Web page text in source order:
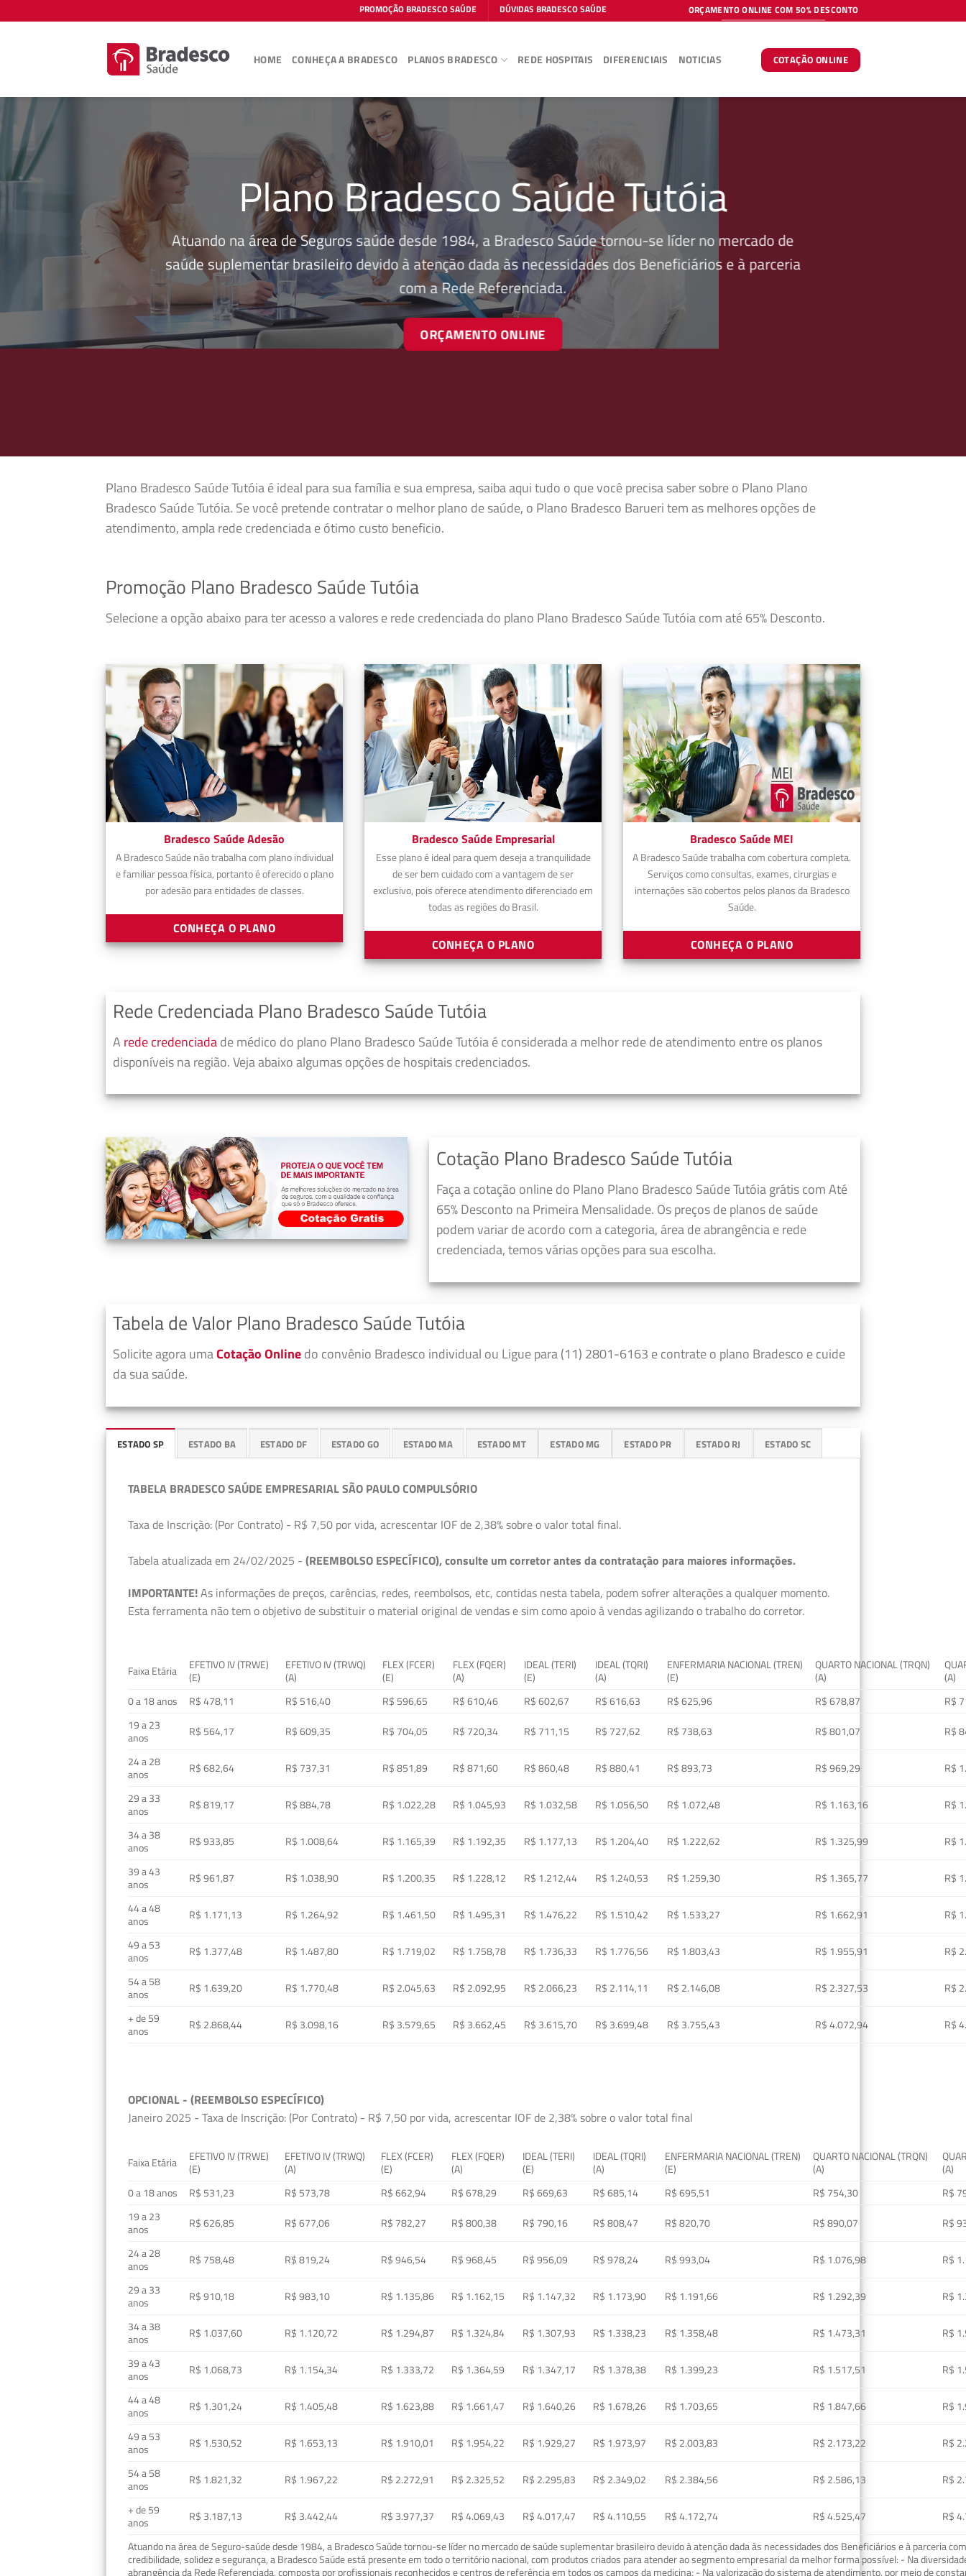
to
PROMOÇÃO BRADESCO SAÚDE DÚVIDAS BRADESCO SAÚDE ORÇAMENTO ONLINE COM 50% DESCONTO
HOME CONHEÇA A BRADESCO PLANOS BRADESCO REDE HOSPITAIS DIFERENCIAIS NOTICIAS COTAÇÃO ONLINE
Plano Bradesco Saúde Tutóia
Atuando na área de Seguros saúde desde 1984, a Bradesco Saúde tornou-se líder no mercado de
saúde suplementar brasileiro devido à atenção dada às necessidades dos Beneficiários e à parceria
com a Rede Referenciada.
ORÇAMENTO ONLINE
Plano Bradesco Saúde Tutóia é ideal para sua família e sua empresa, saiba aqui tudo o que você precisa saber sobre o Plano Plano
Bradesco Saúde Tutóia. Se você pretende contratar o melhor plano de saúde, o Plano Bradesco Barueri tem as melhores opções de
atendimento, ampla rede credenciada e ótimo custo beneficio.
Promoção Plano Bradesco Saúde Tutóia
Selecione a opção abaixo para ter acesso a valores e rede credenciada do plano Plano Bradesco Saúde Tutóia com até 65% Desconto.
Bradesco Saúde Adesão
A Bradesco Saúde não trabalha com plano individual
e familiar pessoa física, portanto é oferecido o plano
por adesão para entidades de classes.
CONHEÇA O PLANO
Bradesco Saúde Empresarial
Esse plano é ideal para quem deseja a tranquilidade
de ser bem cuidado com a vantagem de ser
exclusivo, pois oferece atendimento diferenciado em
todas as regiões do Brasil.
CONHEÇA O PLANO
Bradesco Saúde MEI
A Bradesco Saúde trabalha com cobertura completa.
Serviços como consultas, exames, cirurgias e
internações são cobertos pelos planos da Bradesco
Saúde.
CONHEÇA O PLANO
Rede Credenciada Plano Bradesco Saúde Tutóia
A rede credenciadade médico do plano Plano Bradesco Saúde Tutóia é considerada a melhor rede de atendimento entre os planos
disponíveis na região. Veja abaixo algumas opções de hospitais credenciados.
Cotação Plano Bradesco Saúde Tutóia
Faça a cotação online do Plano Plano Bradesco Saúde Tutóia grátis com Até
65% Desconto na Primeira Mensalidade. Os preços de planos de saúde
podem variar de acordo com a categoria, área de abrangência e rede
credenciada, temos várias opções para sua escolha.
Tabela de Valor Plano Bradesco Saúde Tutóia
Solicite agora umaCotação Onlinedo convênio Bradesco individual ou Ligue para (11) 2801-6163 e contrate o plano Bradesco e cuide
da sua saúde.
ESTADO SP ESTADO BA ESTADO DF ESTADO GO ESTADO MA ESTADO MT ESTADO MG ESTADO PR ESTADO RJ ESTADO SC
TABELA BRADESCO SAÚDE EMPRESARIAL SÃO PAULO COMPULSÓRIO
Taxa de Inscrição: (Por Contrato) - R$ 7,50 por vida, acrescentar IOF de 2,38% sobre o valor total final.
Tabela atualizada em 24/02/2025 - (REEMBOLSO ESPECÍFICO), consulte um corretor antes da contratação para maiores informações.
IMPORTANTE!As informações de preços, carências, redes, reembolsos, etc, contidas nesta tabela, podem sofrer alterações a qualquer momento.
Esta ferramenta não tem o objetivo de substituir o material original de vendas e sim como apoio à vendas agilizando o trabalho do corretor.
Faixa Etária
EFETIVO IV (TRWE)
(E)
EFETIVO IV (TRWQ)
(A)
FLEX (FCER)
(E)
FLEX (FQER)
(A)
IDEAL (TERI)
(E)
IDEAL (TQRI)
(A)
ENFERMARIA NACIONAL (TREN)
(E)
QUARTO NACIONAL (TRQN)
(A)
(A)
0 a 18 anos
R$ 478,11 R$ 516,40 R$ 596,65 R$ 610,46 R$ 602,67 R$ 616,63 R$ 625,96 R$ 678,87
R$
19 a 23
anos
R$ 564,17 R$ 609,35 R$ 704,05 R$ 720,34 R$ 711,15 R$ 727,62 R$ 738,63 R$ 801,07
R$
24 a 28
anos
R$ 682,64 R$ 737,31 R$ 851,89 R$ 871,60 R$ 860,48 R$ 880,41 R$ 893,73 R$ 969,29
R$
29 a 33
anos
R$ 819,17 R$ 884,78 R$ 1.022,28 R$ 1.045,93 R$ 1.032,58 R$ 1.056,50 R$ 1.072,48 R$ 1.163,16
R$
34 a 38
anos
R$ 933,85 R$ 1.008,64 R$ 1.165,39 R$ 1.192,35 R$ 1.177,13 R$ 1.204,40 R$ 1.222,62 R$ 1.325,99
R$
39 a 43
anos
R$ 961,87 R$ 1.038,90 R$ 1.200,35 R$ 1.228,12 R$ 1.212,44 R$ 1.240,53 R$ 1.259,30 R$ 1.365,77
R$
44 a 48
anos
R$ 1.171,13 R$ 1.264,92 R$ 1.461,50 R$ 1.495,31 R$ 1.476,22 R$ 1.510,42 R$ 1.533,27 R$ 1.662,91
R$
49 a 53
anos
R$ 1.377,48 R$ 1.487,80 R$ 1.719,02 R$ 1.758,78 R$ 1.736,33 R$ 1.776,56 R$ 1.803,43 R$ 1.955,91
R$
54 a 58
anos
R$ 1.639,20 R$ 1.770,48 R$ 2.045,63 R$ 2.092,95 R$ 2.066,23 R$ 2.114,11 R$ 2.146,08 R$ 2.327,53
R$
+ de 59
anos
R$ 2.868,44 R$ 3.098,16 R$ 3.579,65 R$ 3.662,45 R$ 3.615,70 R$ 3.699,48 R$ 3.755,43 R$ 4.072,94 R$
OPCIONAL - (REEMBOLSO ESPECÍFICO)
Janeiro 2025 - Taxa de Inscrição: (Por Contrato) - R$ 7,50 por vida, acrescentar IOF de 2,38% sobre o valor total final
Faixa Etária
EFETIVO IV (TRWE)
(E)
EFETIVO IV (TRWQ)
(A)
FLEX (FCER)
(E)
FLEX (FQER)
(A)
IDEAL (TERI)
(E)
IDEAL (TQRI)
(A)
ENFERMARIA NACIONAL (TREN)
(E)
QUARTO NACIONAL (TRQN)
(A)
(A)
0 a 18 anos
R$ 531,23 R$ 573,78 R$ 662,94 R$ 678,29 R$ 669,63 R$ 685,14 R$ 695,51 R$ 754,30
R$
19 a 23
anos
R$ 626,85 R$ 677,06 R$ 782,27 R$ 800,38 R$ 790,16 R$ 808,47 R$ 820,70 R$ 890,07
R$
24 a 28
anos
R$ 758,48 R$ 819,24 R$ 946,54 R$ 968,45 R$ 956,09 R$ 978,24 R$ 993,04 R$ 1.076,98
R$
29 a 33
anos
R$ 910,18 R$ 983,10 R$ 1.135,86 R$ 1.162,15 R$ 1.147,32 R$ 1.173,90 R$ 1.191,66 R$ 1.292,39
R$
34 a 38
anos
R$ 1.037,60 R$ 1.120,72 R$ 1.294,87 R$ 1.324,84 R$ 1.307,93 R$ 1.338,23 R$ 1.358,48 R$ 1.473,31
R$
39 a 43
anos
R$ 1.068,73 R$ 1.154,34 R$ 1.333,72 R$ 1.364,59 R$ 1.347,17 R$ 1.378,38 R$ 1.399,23 R$ 1.517,51
R$
44 a 48
anos
R$ 1.301,24 R$ 1.405,48 R$ 1.623,88 R$ 1.661,47 R$ 1.640,26 R$ 1.678,26 R$ 1.703,65 R$ 1.847,66
R$
49 a 53
anos
R$ 1.530,52 R$ 1.653,13 R$ 1.910,01 R$ 1.954,22 R$ 1.929,27 R$ 1.973,97 R$ 2.003,83 R$ 2.173,22
R$
54 a 58
anos
R$ 1.821,32 R$ 1.967,22 R$ 2.272,91 R$ 2.325,52 R$ 2.295,83 R$ 2.349,02 R$ 2.384,56 R$ 2.586,13
R$
+ de 59
anos
R$ 3.187,13 R$ 3.442,44 R$ 3.977,37 R$ 4.069,43 R$ 4.017,47 R$ 4.110,55 R$ 4.172,74 R$ 4.525,47
R$
Atuando na área de Seguro-saúde desde 1984, a Bradesco Saúde tornou-se líder no mercado de saúde suplementar brasileiro devido à atenção dada às necessidades dos Beneficiários e à parceria
credibilidade, solidez e segurança, a Bradesco Saúde está presente em todo o território nacional, com produtos criados para atender ao segmento empresarial da melhor forma possível: - Na
abrangência da Rede Referenciada, composta por profissionais reconhecidos e centros de referência em todos os campos da medicina; - Na valorização do sistema de atendimento, por meio de